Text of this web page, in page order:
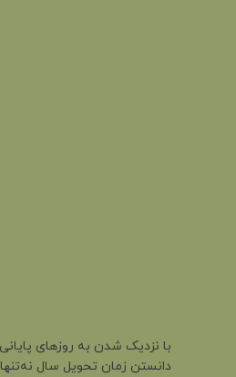
با نزدیک شدن به روزهای پایانی اسفند،
دانستن زمان تحویل سال